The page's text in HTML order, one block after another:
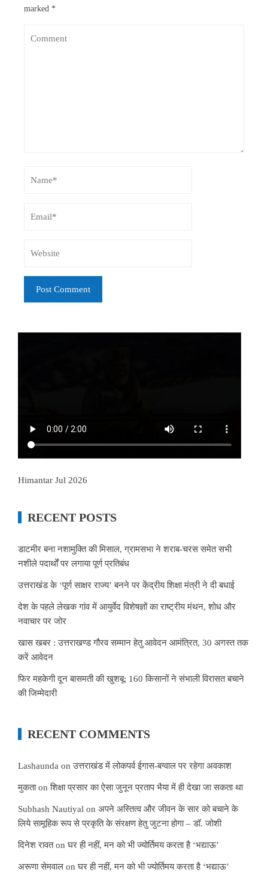
marked *
Himantar Jul 2026
RECENT POSTS
डाटमीर बना नशामुक्ति की मिसाल, ग्रामसभा ने शराब-चरस समेत सभी
नशीले पदार्थों पर लगाया पूर्ण प्रतिबंध
उत्तराखंड के ‘पूर्ण साक्षर राज्य’ बनने पर केंद्रीय शिक्षा मंत्री ने दी बधाई
देश के पहले लेखक गांव में आयुर्वेद विशेषज्ञों का राष्ट्रीय मंथन, शोध और
नवाचार पर जोर
खास खबर : उत्तराखण्ड गौरव सम्मान हेतु आवेदन आमंत्रित, 30 अगस्त तक
करें आवेदन
फिर महकेगी दून बासमती की खुशबू: 160 किसानों ने संभाली विरासत बचाने
की जिम्मेदारी
RECENT COMMENTS
Lashaunda onउत्तराखंड में लोकपर्व ईगास-बग्वाल पर रहेगा अवकाश
मुकताonशिक्षा प्रसार का ऐसा जुनून प्रताप भैया में ही देखा जा सकता था
Subhash Nautiyal on अपने अस्तित्व और जीवन के सार को बचाने के
लिये सामूहिक रूप से प्रकृति के संरक्षण हेतु जुटना होगा – डॉ. जोशी
दिनेश रावतonघर ही नहीं, मन को भी ज्योर्तिमय करता है ‘भद्याऊ’
अरूणा सेमवाल onघर ही नहीं, मन को भी ज्योर्तिमय करता है ‘भद्याऊ’